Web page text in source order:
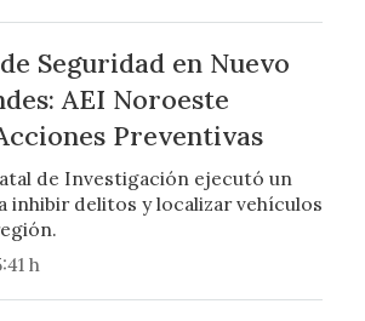
Seguridad en Nuevo
AEI Noroeste
Preventivas
de Investigación ejecutó un
inhibir delitos y localizar vehículos
h